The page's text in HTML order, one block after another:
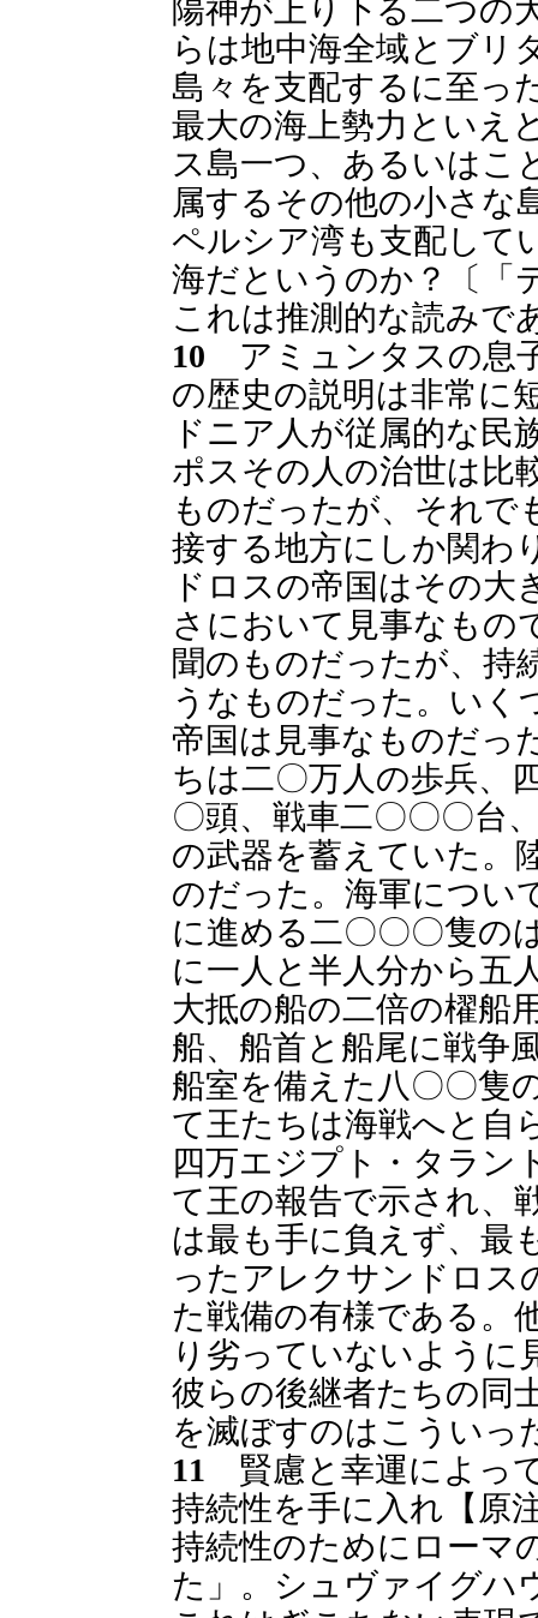
陽神が上り下る二つの
らは地中海全域とブリ
島々を支配するに至っ
最大の海上勢力といえ
ス島一つ、あるいはこ
属するその他の小さな
ペルシア湾も支配して
海だというのか？〔「
これは推測的な読みで
10 アミュンタスの息
の歴史の説明は非常に
ドニア人が従属的な民
ポスその人の治世は比
ものだったが、それで
接する地方にしか関わ
ドロスの帝国はその大
さにおいて見事なもの
聞のものだったが、持
うなものだった。いく
帝国は見事なものだっ
ちは二〇万人の歩兵、
〇頭、戦車二〇〇〇台
の武器を蓄えていた。
のだった。海軍につい
に進める二〇〇〇隻の
に一人と半人分から五
大抵の船の二倍の櫂船
船、船首と船尾に戦争
船室を備えた八〇〇隻
て王たちは海戦へと自
四万エジプト・タラン
て王の報告で示され、
は最も手に負えず、最
ったアレクサンドロス
た戦備の有様である。
り劣っていないように
彼らの後継者たちの同
を滅ぼすのはこういっ
11 賢慮と幸運によっ
持続性を手に入れ【原
持続性のためにローマ
た」。シュヴァイグハ